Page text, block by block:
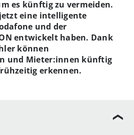
es künftig zu vermeiden.
eine intelligente
und der
entwickelt haben. Dank
können
und Mieter:innen künftig
erkennen.